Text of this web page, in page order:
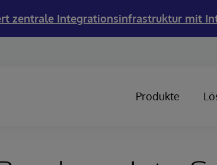
zentrale Integrationsinfrastruktur mit
Produkte